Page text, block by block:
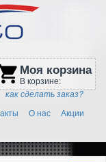
Моя корзина
В корзине:
как сделать заказ?
О нас
Акции